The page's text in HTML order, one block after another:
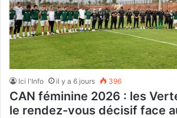
Ici l'Info il y a 6 jours 396
CAN féminine 2026 : les
le rendez-vous décisif face